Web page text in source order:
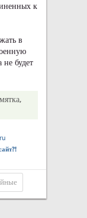
к
в
будет